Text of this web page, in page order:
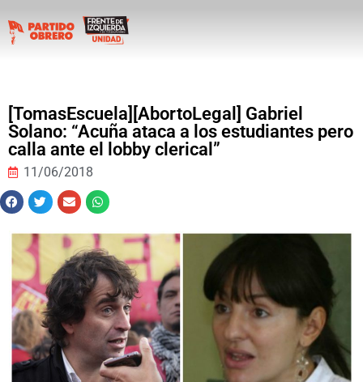
[TomasEscuela][AbortoLegal] Gabriel
Solano: “Acuña ataca a los estudiantes pero
calla ante el lobby clerical”
11/06/2018